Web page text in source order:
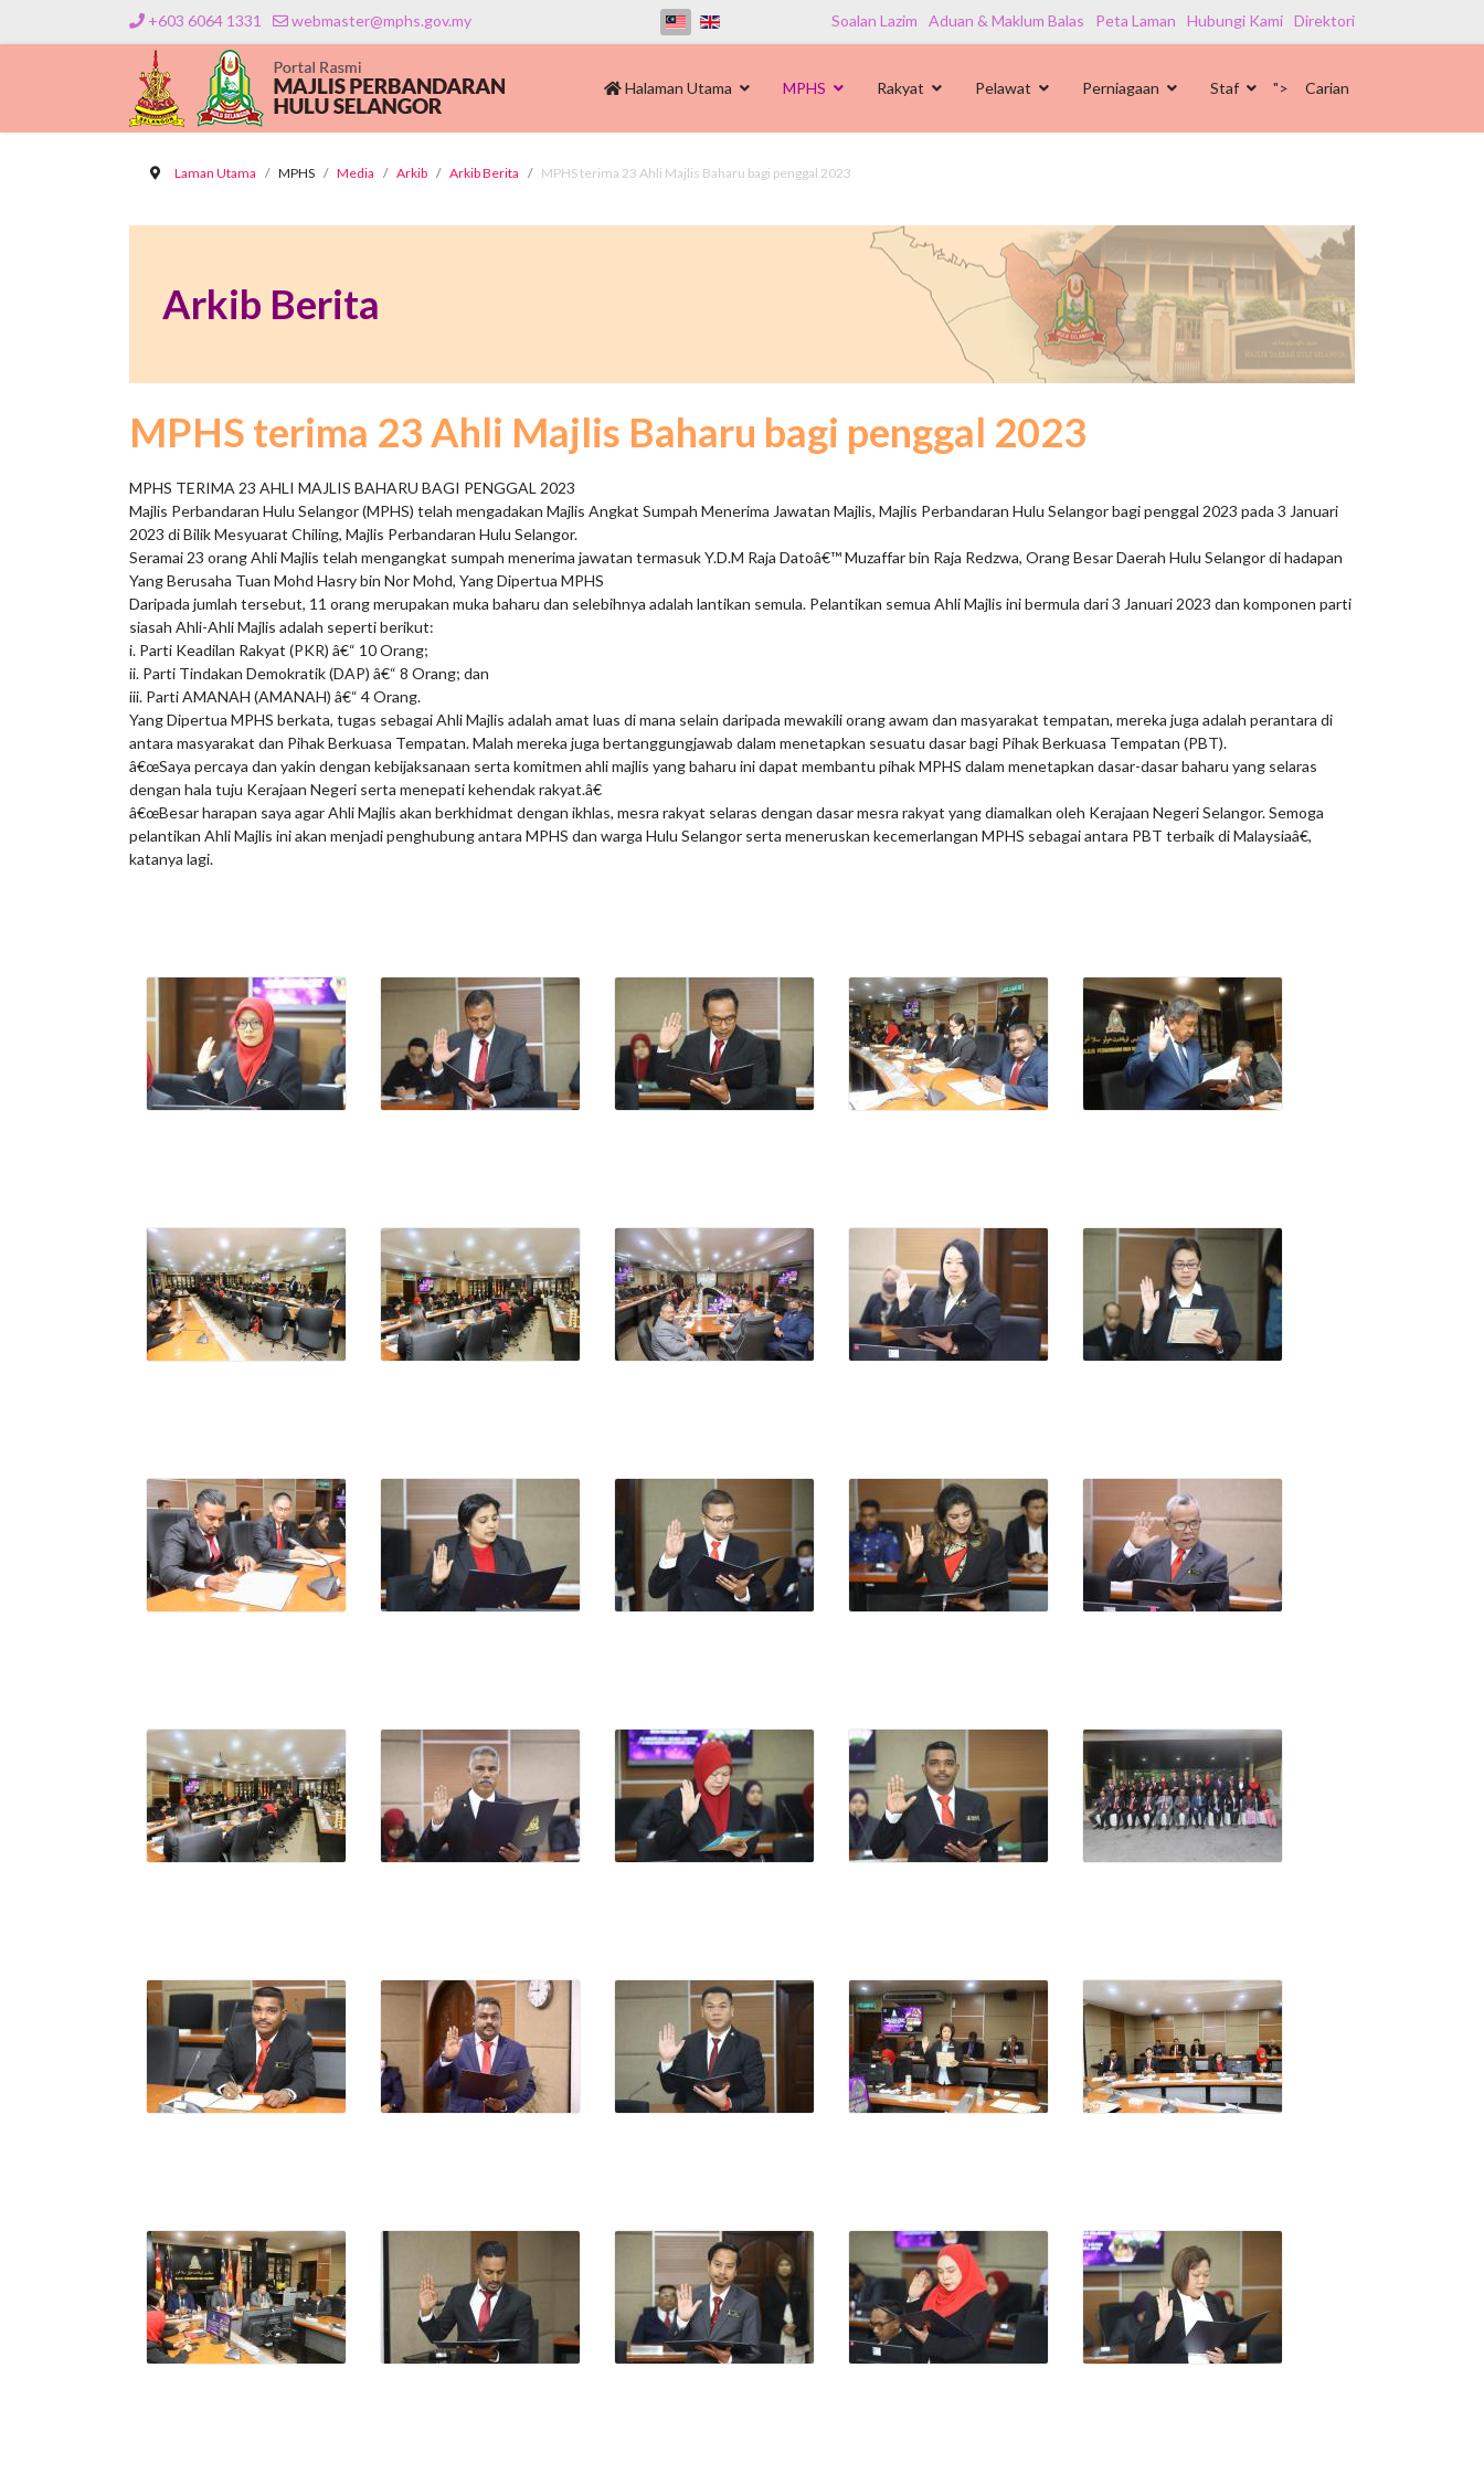
+603 6064 1331 webmaster@mphs.gov.my Soalan Lazim Aduan & Maklum Balas Peta Laman Hubungi Kami Direktori
Halaman Utama MPHS Rakyat Pelawat Perniagaan Staf "> Carian
Laman Utama MPHS Media Arkib Arkib Berita MPHS terima 23 Ahli Majlis Baharu bagi penggal 2023
Arkib Berita
MPHS terima 23 Ahli Majlis Baharu bagi penggal 2023
MPHS TERIMA 23 AHLI MAJLIS BAHARU BAGI PENGGAL 2023
Majlis Perbandaran Hulu Selangor (MPHS) telah mengadakan Majlis Angkat Sumpah Menerima Jawatan Majlis, Majlis Perbandaran Hulu Selangor bagi penggal 2023 pada 3 Januari
2023 di Bilik Mesyuarat Chiling, Majlis Perbandaran Hulu Selangor.
Seramai 23 orang Ahli Majlis telah mengangkat sumpah menerima jawatan termasuk Y.D.M Raja Datoâ€™ Muzaffar bin Raja Redzwa, Orang Besar Daerah Hulu Selangor di hadapan
Yang Berusaha Tuan Mohd Hasry bin Nor Mohd, Yang Dipertua MPHS
Daripada jumlah tersebut, 11 orang merupakan muka baharu dan selebihnya adalah lantikan semula. Pelantikan semua Ahli Majlis ini bermula dari 3 Januari 2023 dan komponen parti
siasah Ahli-Ahli Majlis adalah seperti berikut:
i. Parti Keadilan Rakyat (PKR) â€“ 10 Orang;
ii. Parti Tindakan Demokratik (DAP) â€“ 8 Orang; dan
iii. Parti AMANAH (AMANAH) â€“ 4 Orang.
Yang Dipertua MPHS berkata, tugas sebagai Ahli Majlis adalah amat luas di mana selain daripada mewakili orang awam dan masyarakat tempatan, mereka juga adalah perantara di
antara masyarakat dan Pihak Berkuasa Tempatan. Malah mereka juga bertanggungjawab dalam menetapkan sesuatu dasar bagi Pihak Berkuasa Tempatan (PBT).
â€œSaya percaya dan yakin dengan kebijaksanaan serta komitmen ahli majlis yang baharu ini dapat membantu pihak MPHS dalam menetapkan dasar-dasar baharu yang selaras
dengan hala tuju Kerajaan Negeri serta menepati kehendak rakyat.â€
â€œBesar harapan saya agar Ahli Majlis akan berkhidmat dengan ikhlas, mesra rakyat selaras dengan dasar mesra rakyat yang diamalkan oleh Kerajaan Negeri Selangor. Semoga
pelantikan Ahli Majlis ini akan menjadi penghubung antara MPHS dan warga Hulu Selangor serta meneruskan kecemerlangan MPHS sebagai antara PBT terbaik di Malaysiaâ€,
katanya lagi.